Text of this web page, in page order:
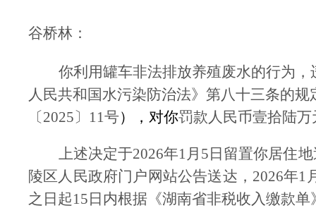
谷桥林：
你利用罐车非法排放养殖废水的行为，
人民共和国水污染防治法》第八十三条的规
〔2025〕 11号），对你罚款人民币壹拾陆万
上述决定于2026年1 月 5 日留置你居住
陵区人民政府门户网站公告送达， 2026年1
之日起15 日内根据《湖南省非税收入缴款